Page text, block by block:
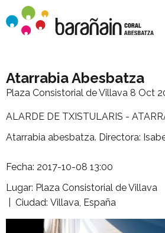
Atarrabia Abesbatza
Plaza Consistorial de Villava 8 Oct
ALARDE DE TXISTULARIS -
Atarrabia abesbatza. Directora:
Fecha: 2017-10-08 13:00
Lugar: Plaza Consistorial de Villava
| Ciudad: Villava, España